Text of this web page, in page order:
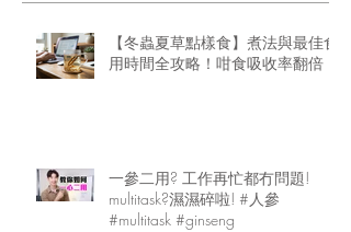
【冬蟲夏草點樣食】煮法與最佳食
用時間全攻略！咁食吸收率翻倍
一參二用? 工作再忙都冇問題!
multitask?濕濕碎啦! #人參
#multitask #ginseng